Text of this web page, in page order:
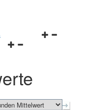
Navigationsmenü
schließen